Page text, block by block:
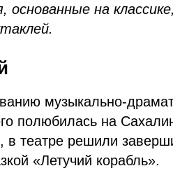
основанные на
музыкально-
полюбилась на
театре решили
«Летучий корабль».